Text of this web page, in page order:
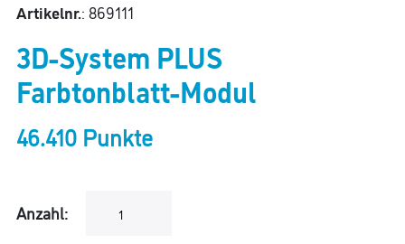
Artikelnr.: 869111
3D-System PLUS
Farbtonblatt-Modul
46.410 Punkte
Anzahl: